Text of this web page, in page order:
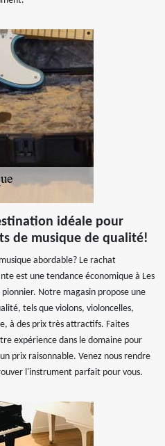
idéale pour
de musique de qualité!
abordable? Le rachat
est une tendance économique à Les
Notre magasin propose une
tels que violons, violoncelles,
à des prix très attractifs. Faites
expérience dans le domaine pour
prix raisonnable. Venez nous rendre
l'instrument parfait pour vous.